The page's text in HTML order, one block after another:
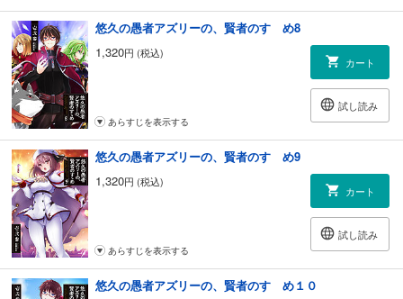
悠久の愚者アズリーの、賢者のすゝめ8
1,320円 (税込)
カート
試し読み
あらすじを表示する
悠久の愚者アズリーの、賢者のすゝめ9
1,320円 (税込)
カート
試し読み
あらすじを表示する
悠久の愚者アズリーの、賢者のすゝめ１０